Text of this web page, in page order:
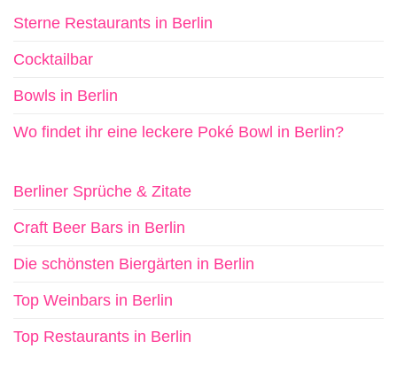
Sterne Restaurants in Berlin
Cocktailbar
Bowls in Berlin
Wo findet ihr eine leckere Poké Bowl in Berlin?
Berliner Sprüche & Zitate
Craft Beer Bars in Berlin
Die schönsten Biergärten in Berlin
Top Weinbars in Berlin
Top Restaurants in Berlin